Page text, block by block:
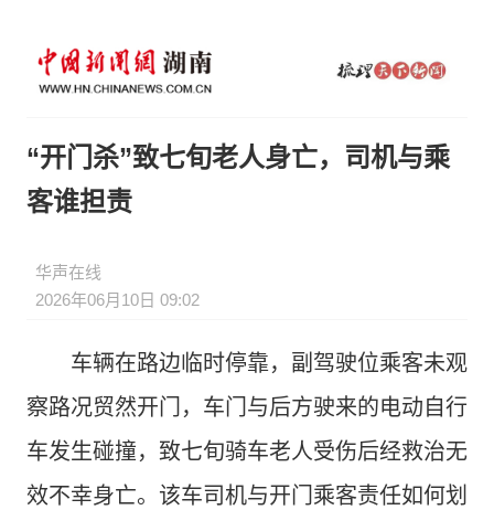
“开门杀”致七旬老人身亡，司机与乘
客谁担责
华声在线
2026年06月10日 09:02
车辆在路边临时停靠，副驾驶位乘客未观
察路况贸然开门，车门与后方驶来的电动自行
车发生碰撞，致七旬骑车老人受伤后经救治无
效不幸身亡。该车司机与开门乘客责任如何划